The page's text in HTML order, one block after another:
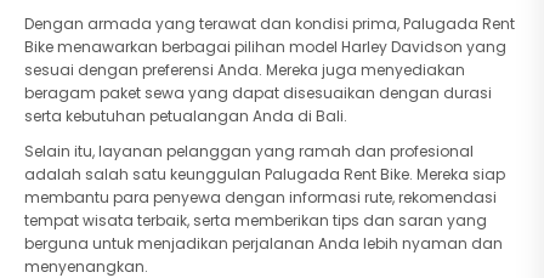
Dengan armada yang terawat dan kondisi prima, Palugada Rent
Bike menawarkan berbagai pilihan model Harley Davidson yang
sesuai dengan preferensi Anda. Mereka juga menyediakan
beragam paket sewa yang dapat disesuaikan dengan durasi
serta kebutuhan petualangan Anda di Bali.
Selain itu, layanan pelanggan yang ramah dan profesional
adalah salah satu keunggulan Palugada Rent Bike. Mereka siap
membantu para penyewa dengan informasi rute, rekomendasi
tempat wisata terbaik, serta memberikan tips dan saran yang
berguna untuk menjadikan perjalanan Anda lebih nyaman dan
menyenangkan.